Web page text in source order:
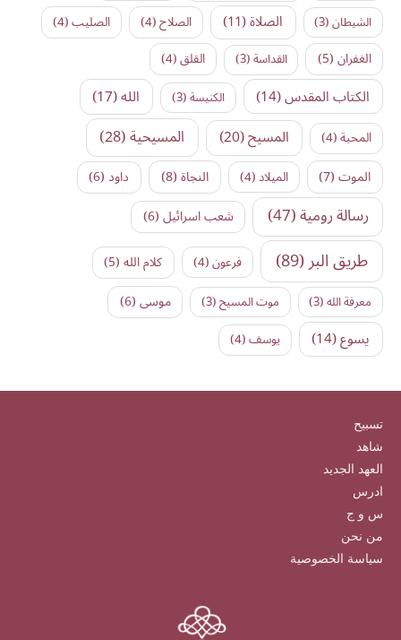
الشيطان(3) الصلاة(11) الصلاح(4) الصليب(4)
الغفران(5) القداسة(3) القلق(4)
الكتاب المقدس(14) الكنيسة(3) الله(17)
المحبة(4) المسيح(20) المسيحية(28)
الموت(7) الميلاد(4) النجاة(8) داود(6)
رسالة رومية(47) شعب اسرائيل(6)
طريق البر(89) فرعون(4) كلام الله(5)
معرفة الله(3) موت المسيح(3) موسى(6)
يسوع(14) يوسف(4)
تسبيح
شاهد
العهد الجديد
ادرس
س و ج
من نحن
سياسة الخصوصية